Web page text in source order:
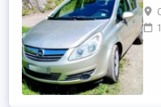
de